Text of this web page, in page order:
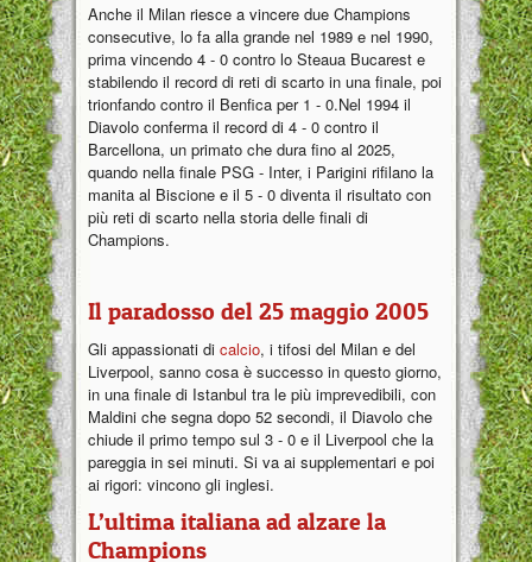
Anche il Milan riesce a vincere due Champions
consecutive, lo fa alla grande nel 1989 e nel 1990,
prima vincendo 4 - 0 contro lo Steaua Bucarest e
stabilendo il record di reti di scarto in una finale, poi
trionfando contro il Benfica per 1 - 0.Nel 1994 il
Diavolo conferma il record di 4 - 0 contro il
Barcellona, un primato che dura fino al 2025,
quando nella finale PSG - Inter, i Parigini rifilano la
manita al Biscione e il 5 - 0 diventa il risultato con
più reti di scarto nella storia delle finali di
Champions.
Il paradosso del 25 maggio 2005
Gli appassionati di calcio, i tifosi del Milan e del
Liverpool, sanno cosa è successo in questo giorno,
in una finale di Istanbul tra le più imprevedibili, con
Maldini che segna dopo 52 secondi, il Diavolo che
chiude il primo tempo sul 3 - 0 e il Liverpool che la
pareggia in sei minuti. Si va ai supplementari e poi
ai rigori: vincono gli inglesi.
L’ultima italiana ad alzare la
Champions